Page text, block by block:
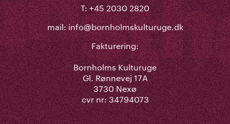
T: +45 2030 2820
mail:info@bornholmskulturuge.dk
Fakturering:
Bornholms Kulturuge
Gl. Rønnevej 17A
3730 Nexø
cvr nr: 34794073